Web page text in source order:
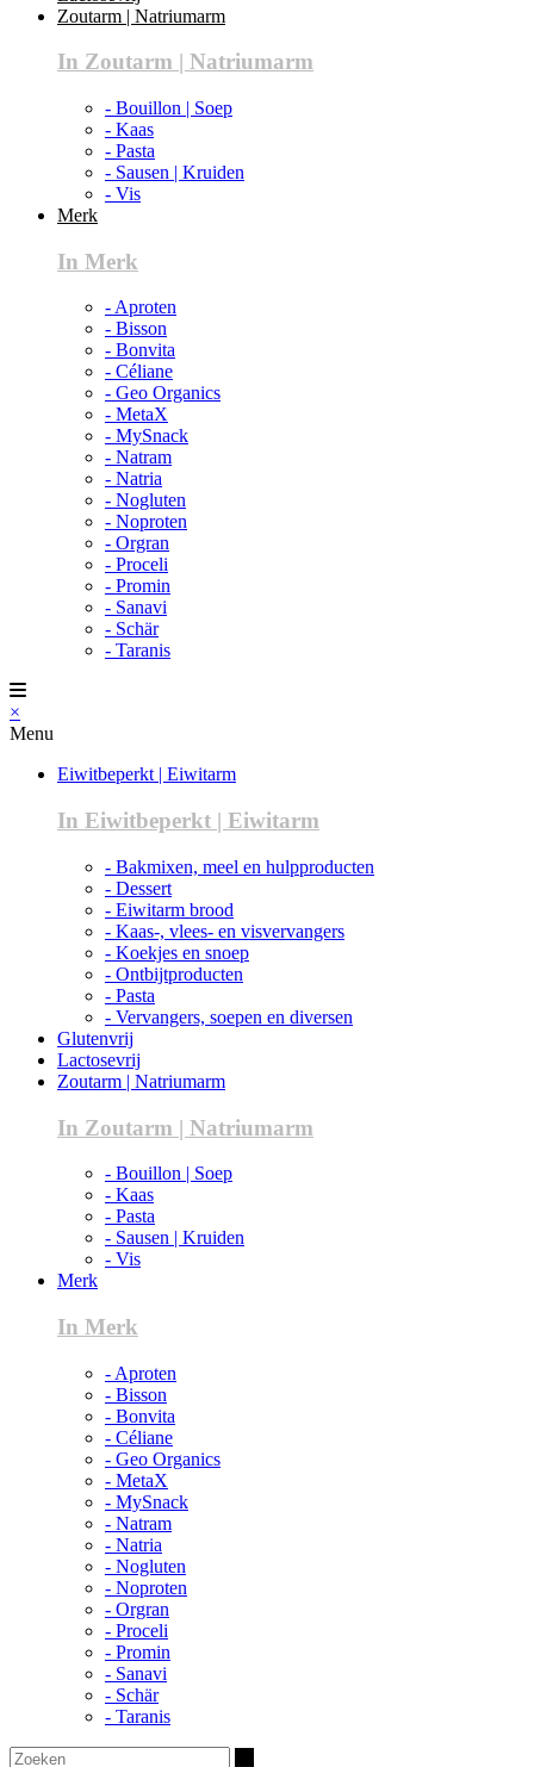
Zoutarm | Natriumarm
In Zoutarm | Natriumarm
- Bouillon | Soep
- Kaas
- Pasta
- Sausen | Kruiden
- Vis
Merk
In Merk
- Aproten
- Bisson
- Bonvita
- Céliane
- Geo Organics
- MetaX
- MySnack
- Natram
- Natria
- Nogluten
- Noproten
- Orgran
- Proceli
- Promin
- Sanavi
- Schär
- Taranis
×
Menu
Eiwitbeperkt | Eiwitarm
In Eiwitbeperkt | Eiwitarm
- Bakmixen, meel en hulpproducten
- Dessert
- Eiwitarm brood
- Kaas-, vlees- en visvervangers
- Koekjes en snoep
- Ontbijtproducten
- Pasta
- Vervangers, soepen en diversen
Glutenvrij
Lactosevrij
Zoutarm | Natriumarm
In Zoutarm | Natriumarm
- Bouillon | Soep
- Kaas
- Pasta
- Sausen | Kruiden
- Vis
Merk
In Merk
- Aproten
- Bisson
- Bonvita
- Céliane
- Geo Organics
- MetaX
- MySnack
- Natram
- Natria
- Nogluten
- Noproten
- Orgran
- Proceli
- Promin
- Sanavi
- Schär
- Taranis